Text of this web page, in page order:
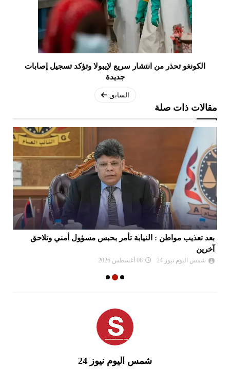
الكونغو تحذر من انتشار سريع لإيبولا وتؤكد تسجيل إصابات
جديدة
السابق
مقالات ذات صلة
بعد تعذيب مواطن : النيابة تأمر بحبس مسؤول أمني وتلاحق
آخرين
شمس اليوم نيوز 24 06 أغسطس 2026
شمس اليوم نيوز 24